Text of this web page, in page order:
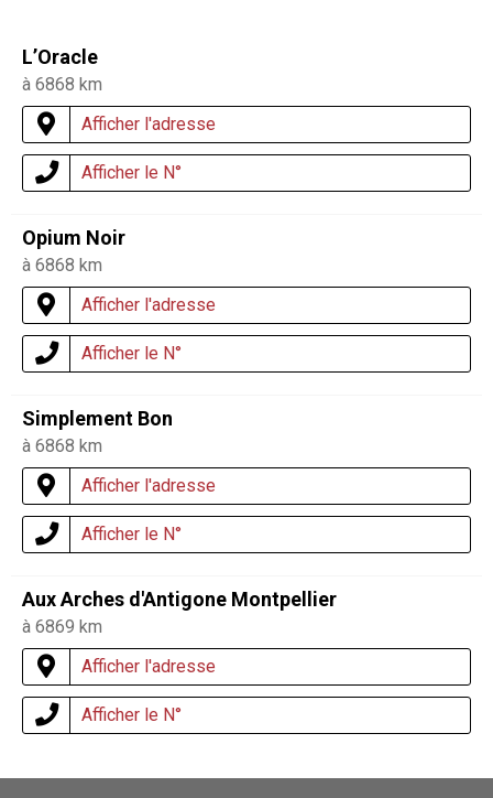
L’Oracle
à 6868 km
Afficher l'adresse
Afficher le N°
Opium Noir
à 6868 km
Afficher l'adresse
Afficher le N°
Simplement Bon
à 6868 km
Afficher l'adresse
Afficher le N°
Aux Arches d'Antigone Montpellier
à 6869 km
Afficher l'adresse
Afficher le N°